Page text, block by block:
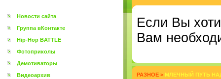
Новости сайта
Группа вКонтакте
Hip-Hop BATTLE
Фотоприколы
Демотиваторы
Видеоархив
Eсли Вы
Вам
РАЗНОЕ > МЛЕЧНЫЙ ПУТЬ